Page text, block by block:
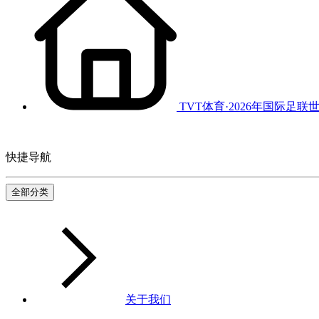
TVT体育·2026年国际足联
快捷导航
全部分类
关于我们